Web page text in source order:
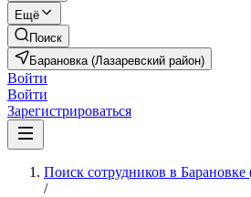
Ещё
Поиск
Барановка (Лазаревский район)
Войти
Войти
Зарегистрироваться
Поиск сотрудников в Барановке
/